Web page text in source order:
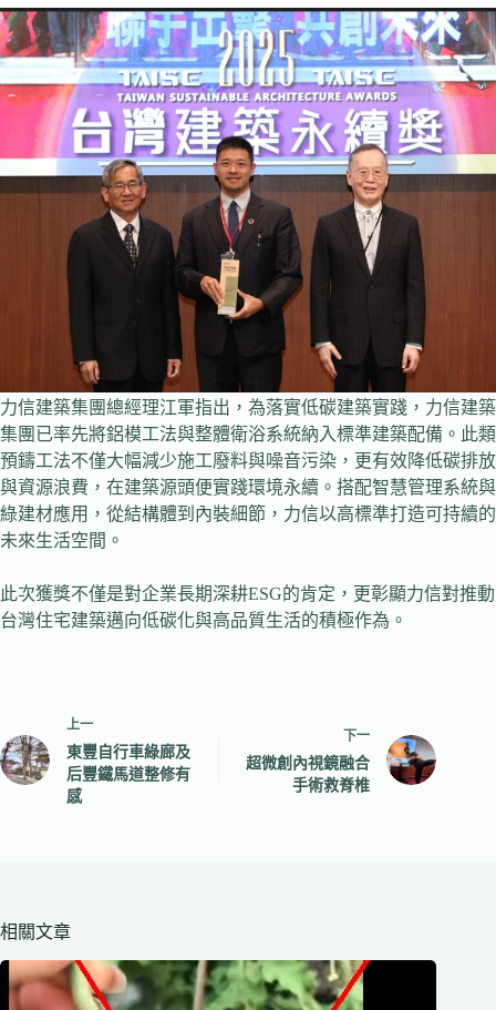
力信建築集團總經理江軍指出，為落實低碳建築實踐，力信建築
集團已率先將鋁模工法與整體衛浴系統納入標準建築配備。此類
預鑄工法不僅大幅減少施工廢料與噪音污染，更有效降低碳排放
與資源浪費，在建築源頭便實踐環境永續。搭配智慧管理系統與
綠建材應用，從結構體到內裝細節，力信以高標準打造可持續的
未來生活空間。
此次獲獎不僅是對企業長期深耕ESG的肯定，更彰顯力信對推動
台灣住宅建築邁向低碳化與高品質生活的積極作為。
上一
東豐自行車綠廊及
后豐鐵馬道整修有
感
下一
超微創內視鏡融合
手術救脊椎
相關文章